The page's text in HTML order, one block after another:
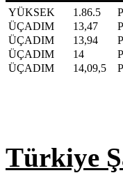
YÜKSEK 1.86.5
ÜÇADIM
13,47
ÜÇADIM
13,94
ÜÇADIM
14
ÜÇADIM
14,09,5
Türkiye